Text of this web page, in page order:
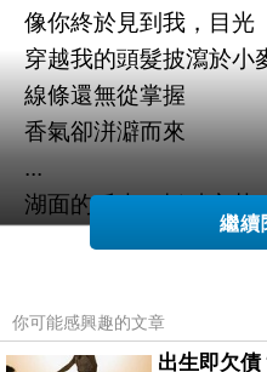
像你終於見到我 ，目光
穿越我的頭髮披瀉於小
線條還無從掌握
香氣卻洴澼而來
...
湖面的反光
無人的船纜繫於水中央
一種謹嚴但是舒適的韻律
當我又回到你面前
繼續
你可能感興趣的文章